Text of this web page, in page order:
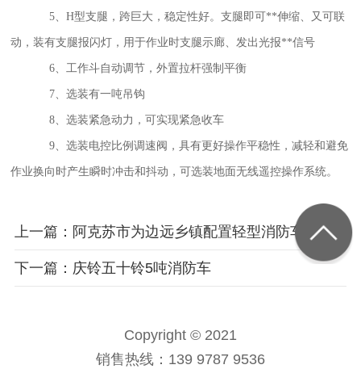
5、H型支腿，跨巨大，稳定性好。支腿即可**伸缩、又可联
动，装有支腿报闪灯，用于作业时支腿示廊、发出光报**信号
6、工作斗自动调节，外置拉杆强制平衡
7、选装有一吨吊钩
8、选装紧急动力，可实现紧急收车
9、选装电控比例调速阀，具有更好操作平稳性，减轻和避免
作业换向时产生瞬时冲击和抖动，可选装地面无线遥控操作系统。
上一篇：阿克苏市为边远乡镇配置轻型消防车
下一篇：庆铃五十铃5吨消防车
Copyright © 2021
销售热线：139 9787 9536